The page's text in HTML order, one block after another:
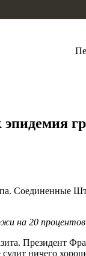
эпидемия
Соединенные
на 20
ничего